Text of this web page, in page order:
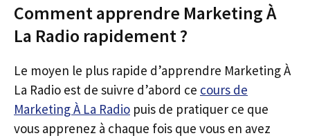
Comment apprendre Marketing À
La Radio rapidement ?
Le moyen le plus rapide d’apprendre Marketing À
La Radio est de suivre d’abord ce cours de
Marketing À La Radio puis de pratiquer ce que
vous apprenez à chaque fois que vous en avez